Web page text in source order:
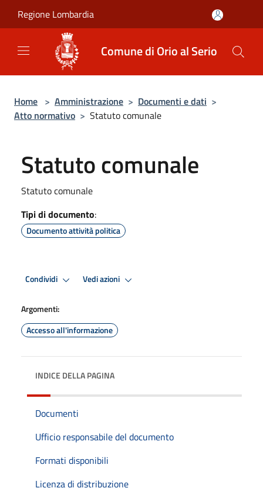
Regione Lombardia
Comune di Orio al Serio
Home > Amministrazione > Documenti e dati >
Atto normativo > Statuto comunale
Statuto comunale
Statuto comunale
Tipi di documento:
Documento attività politica
Condividi Vedi azioni
Argomenti:
Accesso all'informazione
INDICE DELLA PAGINA
Documenti
Ufficio responsabile del documento
Formati disponibili
Licenza di distribuzione